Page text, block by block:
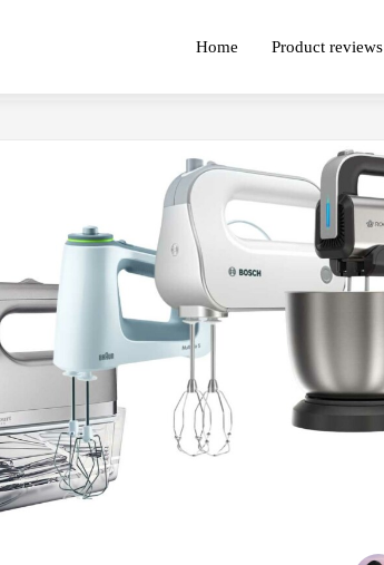
Home Product reviews